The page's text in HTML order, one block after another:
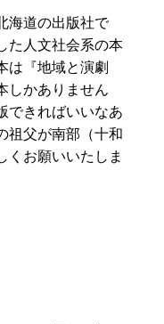
海道の出版社で
た人文社会系の本
は『地域と演劇
かありません
できればいいなあ
祖父が南部（十和
くお願いいたしま